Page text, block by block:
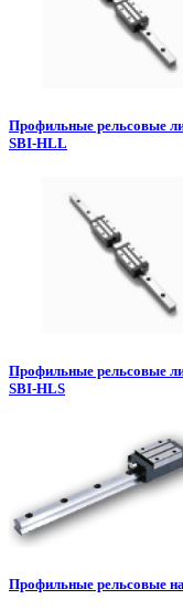
Профильные рельсовые
SBI-HLL
Профильные рельсовые
SBI-HLS
Профильные рельсовые